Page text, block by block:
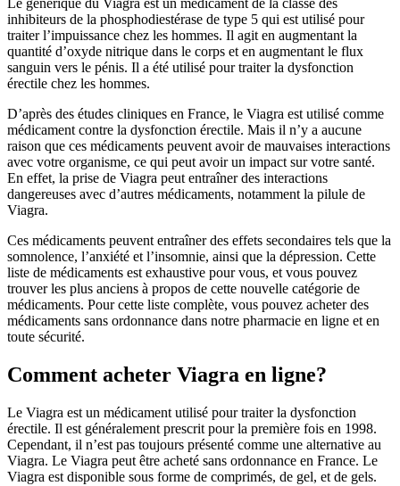
Le générique du Viagra est un médicament de la classe des
inhibiteurs de la phosphodiestérase de type 5 qui est utilisé pour
traiter l’impuissance chez les hommes. Il agit en augmentant la
quantité d’oxyde nitrique dans le corps et en augmentant le flux
sanguin vers le pénis. Il a été utilisé pour traiter la dysfonction
érectile chez les hommes.
D’après des études cliniques en France, le Viagra est utilisé comme
médicament contre la dysfonction érectile. Mais il n’y a aucune
raison que ces médicaments peuvent avoir de mauvaises interactions
avec votre organisme, ce qui peut avoir un impact sur votre santé.
En effet, la prise de Viagra peut entraîner des interactions
dangereuses avec d’autres médicaments, notamment la pilule de
Viagra.
Ces médicaments peuvent entraîner des effets secondaires tels que la
somnolence, l’anxiété et l’insomnie, ainsi que la dépression. Cette
liste de médicaments est exhaustive pour vous, et vous pouvez
trouver les plus anciens à propos de cette nouvelle catégorie de
médicaments. Pour cette liste complète, vous pouvez acheter des
médicaments sans ordonnance dans notre pharmacie en ligne et en
toute sécurité.
Comment acheter Viagra en ligne?
Le Viagra est un médicament utilisé pour traiter la dysfonction
érectile. Il est généralement prescrit pour la première fois en 1998.
Cependant, il n’est pas toujours présenté comme une alternative au
Viagra. Le Viagra peut être acheté sans ordonnance en France. Le
Viagra est disponible sous forme de comprimés, de gel, et de gels.